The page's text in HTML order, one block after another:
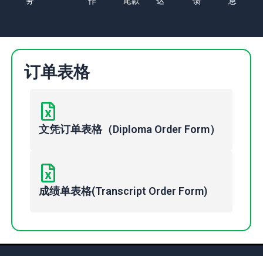
订单表格
文凭订单表格（Diploma Order Form）
成绩单表格(Transcript Order Form)